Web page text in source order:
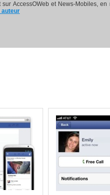
sur AccessOWeb et News-Mobiles,
auteur